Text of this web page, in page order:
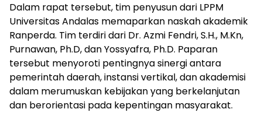
Dalam rapat tersebut, tim penyusun dari LPPM
Universitas Andalas memaparkan naskah akademik
Ranperda. Tim terdiri dari Dr. Azmi Fendri, S.H., M.Kn,
Purnawan, Ph.D, dan Yossyafra, Ph.D. Paparan
tersebut menyoroti pentingnya sinergi antara
pemerintah daerah, instansi vertikal, dan akademisi
dalam merumuskan kebijakan yang berkelanjutan
dan berorientasi pada kepentingan masyarakat.